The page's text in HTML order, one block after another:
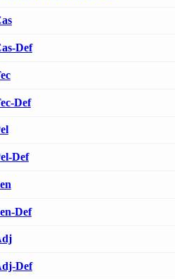
Def
Def
Def
Def
Def